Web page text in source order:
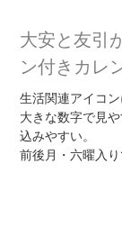
大安と友引
ン付きカレ
生活関連アイコ
大きな数字で見
込みやすい。
前後月・六曜入